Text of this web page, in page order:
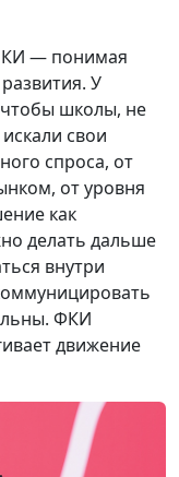
— понимая
У
школы, не
свои
спроса, от
от уровня
как
делать дальше
внутри
ФКИ
движение